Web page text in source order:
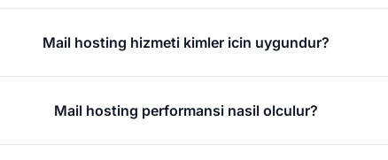
Mail hosting hizmeti kimler icin uygundur?
Mail hosting performansi nasil olculur?